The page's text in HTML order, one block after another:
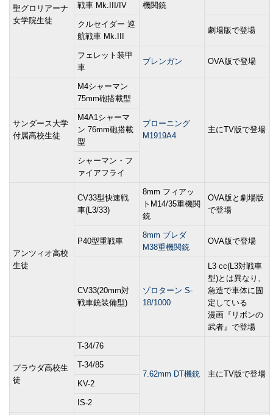
聖グロリアーナ
女学院生徒
機関銃
戦車 Mk.III/IV
クルセイダー 巡
航戦車 Mk.III
劇場版で登場
フェレット装甲
車
ブレンガン OVA版で登場
サンダース大学
付属高校生徒
M4シャーマン
75mm砲搭載型
ブローニング
M1919A4
主にTV版で登場
M4A1シャーマ
ン 76mm砲搭載
型
シャーマン・フ
ァイアフライ
アンツィオ高校
生徒
CV33型快速戦
車(L3/33)
8mm フィアッ
トM14/35重機関
銃
OVA版と劇場版
で登場
P40型重戦車
8mm ブレダ
M38重機関銃
OVA版で登場
CV33(20mm対
戦車銃装備型)
ゾロターン S-
18/1000
L3 cc(L3対戦車
型)とは異なり、
急造で車体に固
定している
漫画『リボンの
武者』で登場
プラウダ高校生
徒
T-34/76
7.62mm DT機銃 主にTV版で登場
T-34/85
KV-2
IS-2